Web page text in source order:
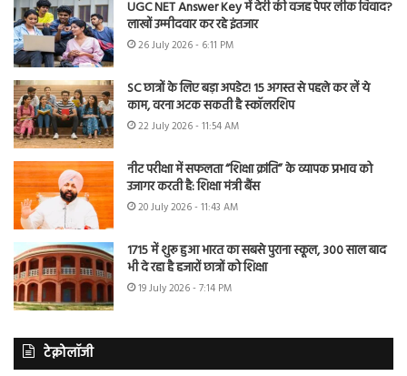
UGC NET Answer Key में देरी की वजह पेपर लीक विवाद?
लाखों उम्मीदवार कर रहे इंतजार
26 July 2026 - 6:11 PM
SC छात्रों के लिए बड़ा अपडेट! 15 अगस्त से पहले कर लें ये
काम, वरना अटक सकती है स्कॉलरशिप
22 July 2026 - 11:54 AM
नीट परीक्षा में सफलता “शिक्षा क्रांति” के व्यापक प्रभाव को
उजागर करती है: शिक्षा मंत्री बैंस
20 July 2026 - 11:43 AM
1715 में शुरू हुआ भारत का सबसे पुराना स्कूल, 300 साल बाद
भी दे रहा है हजारों छात्रों को शिक्षा
19 July 2026 - 7:14 PM
टेक्नोलॉजी